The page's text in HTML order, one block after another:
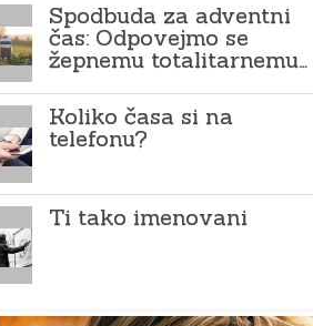
Spodbuda za adventni
čas: Odpovejmo se
žepnemu totalitarnemu…
Koliko časa si na
telefonu?
Ti tako imenovani